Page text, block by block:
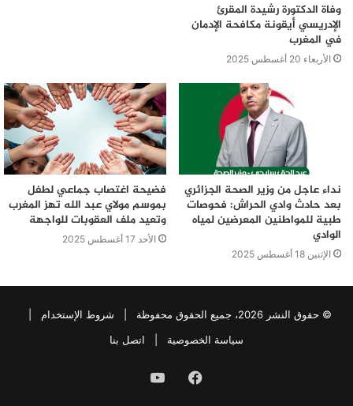
وفاة الدكتورة رشيدة المقرئ
الإدريسي أيقونة مكافحة الإدمان
في المغرب
الأربعاء 20 أغسطس 2025
نداء عاجل من وزير الصحة الجزائري
بعد حادث وادي الحراش: فحوصات
طبية للمواطنين المعرضين لمياه
الوادي
الإثنين 18 أغسطس 2025
فضيحة اغتصاب جماعي لطفل
بموسم مولاي عبد الله تهز المغرب
وتعيد ملف العقوبات للواجهة
الأحد 17 أغسطس 2025
© حقوق النشر 2026، جميع الحقوق محفوظة | شروط الإستخدام
سياسة الخصوصية
اتصل بنا
فيسبوكيوتيوب